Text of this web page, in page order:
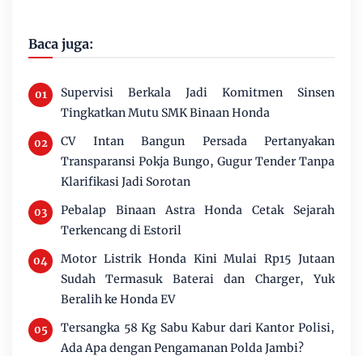
Baca juga:
Supervisi Berkala Jadi Komitmen Sinsen
Tingkatkan Mutu SMK Binaan Honda
CV Intan Bangun Persada Pertanyakan
Transparansi Pokja Bungo, Gugur Tender Tanpa
Klarifikasi Jadi Sorotan
Pebalap Binaan Astra Honda Cetak Sejarah
Terkencang di Estoril
Motor Listrik Honda Kini Mulai Rp15 Jutaan
Sudah Termasuk Baterai dan Charger, Yuk
Beralih ke Honda EV
Tersangka 58 Kg Sabu Kabur dari Kantor Polisi,
Ada Apa dengan Pengamanan Polda Jambi?